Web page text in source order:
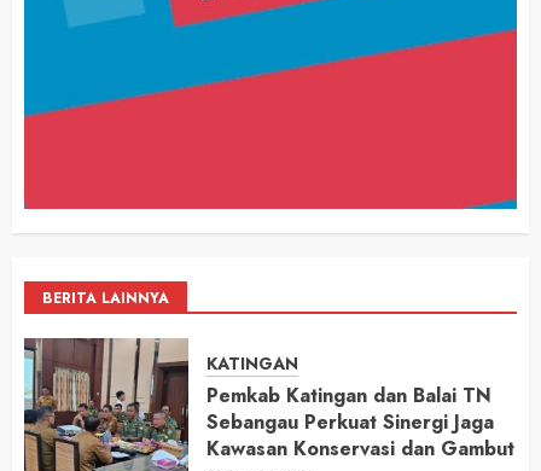
BERITA LAINNYA
KATINGAN
Pemkab Katingan dan Balai TN
Sebangau Perkuat Sinergi Jaga
Kawasan Konservasi dan Gambut